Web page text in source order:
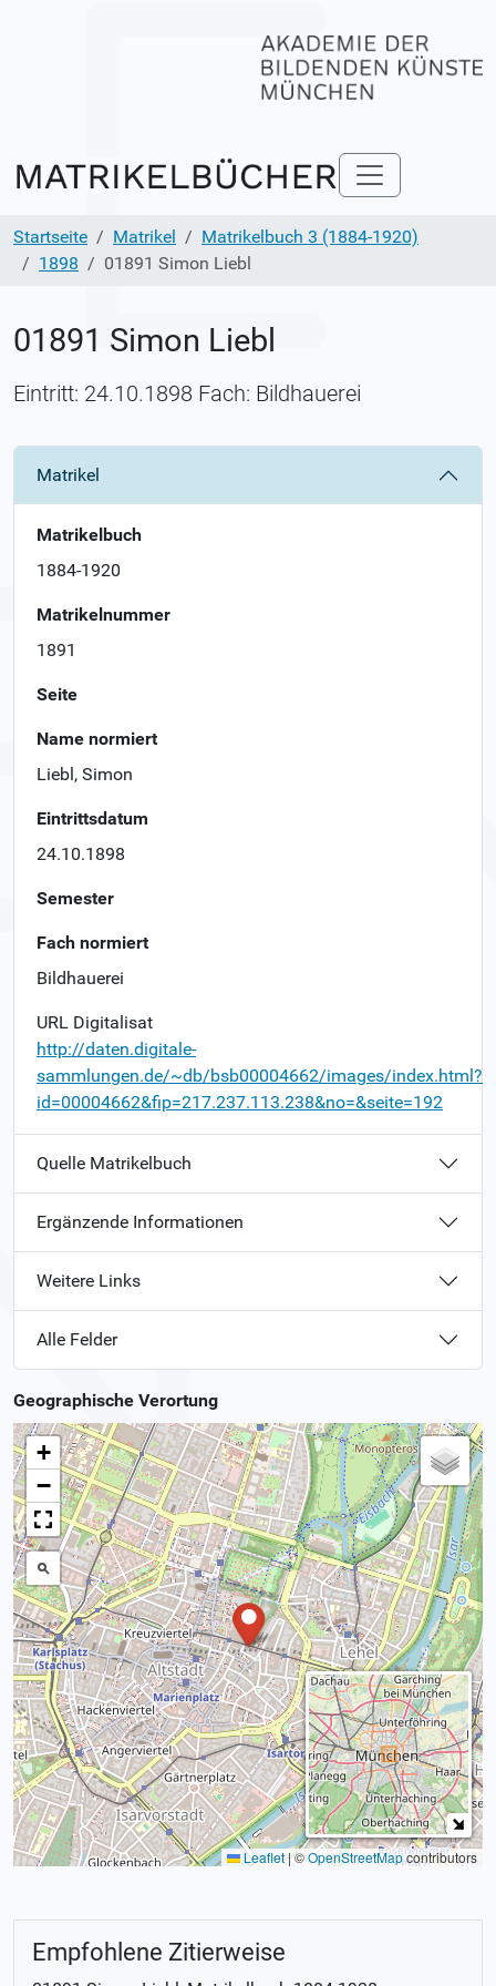
Startseite Matrikel
Matrikelbuch 3 (1884-1920)
1898
01891 Simon Liebl
01891 Simon Liebl
Eintritt: 24.10.1898 Fach: Bildhauerei
Matrikel
Matrikelbuch
1884-1920
Matrikelnummer
1891
Seite
Name normiert
Liebl, Simon
Eintrittsdatum
24.10.1898
Semester
Fach normiert
Bildhauerei
URL Digitalisat
http://daten.digitale-
sammlungen.de/~db/bsb00004662/images/index.html?
id=00004662&fip=217.237.113.238&no=&seite=192
Quelle Matrikelbuch
Ergänzende Informationen
Weitere Links
Alle Felder
Geographische Verortung
+
−
Leaflet|©OpenStreetMapcontributors
Empfohlene Zitierweise